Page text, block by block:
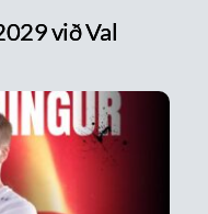
við Val